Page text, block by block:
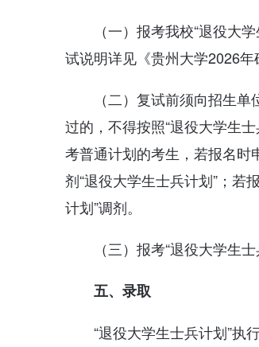
（一）报考我校“退役大
试说明详见《贵州大学2026年
（二）复试前须向招生
过的，不得按照“退役大学生
考普通计划的考生，若报名时
剂“退役大学生士兵计划”；若
计划”调剂。
（三）报考“退役大学生
五、录取
“退役大学生士兵计划”执